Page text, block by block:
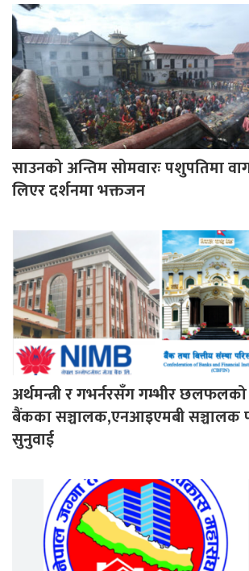
साउनको अन्तिम सोमवारः पशुपतिमा
लिएर दर्शनमा भक्तजन
अर्थमन्त्री र गभर्नरसँग गम्भीर
बैंकका सञ्चालक,एनआइएमबी सञ्चालक
सुनुवाई